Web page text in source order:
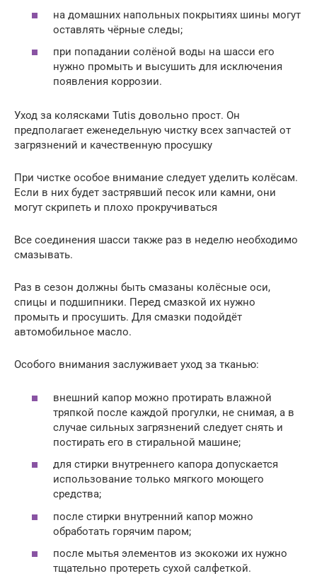
на домашних напольных покрытиях шины могут
оставлять чёрные следы;
при попадании солёной воды на шасси его
нужно промыть и высушить для исключения
появления коррозии.
Уход за колясками Tutis довольно прост. Он
предполагает еженедельную чистку всех запчастей от
загрязнений и качественную просушку
При чистке особое внимание следует уделить колёсам.
Если в них будет застрявший песок или камни, они
могут скрипеть и плохо прокручиваться
Все соединения шасси также раз в неделю необходимо
смазывать.
Раз в сезон должны быть смазаны колёсные оси,
спицы и подшипники. Перед смазкой их нужно
промыть и просушить. Для смазки подойдёт
автомобильное масло.
Особого внимания заслуживает уход за тканью:
внешний капор можно протирать влажной
тряпкой после каждой прогулки, не снимая, а в
случае сильных загрязнений следует снять и
постирать его в стиральной машине;
для стирки внутреннего капора допускается
использование только мягкого моющего
средства;
после стирки внутренний капор можно
обработать горячим паром;
после мытья элементов из экокожи их нужно
тщательно протереть сухой салфеткой.